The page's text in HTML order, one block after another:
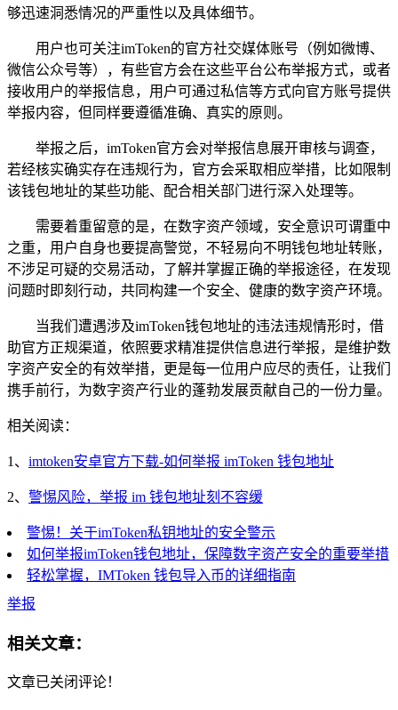
够迅速洞悉情况的严重性以及具体细节。
用户也可关注imToken的官方社交媒体账号（例如微博、
微信公众号等），有些官方会在这些平台公布举报方式，或者
接收用户的举报信息，用户可通过私信等方式向官方账号提供
举报内容，但同样要遵循准确、真实的原则。
举报之后，imToken官方会对举报信息展开审核与调查，
若经核实确实存在违规行为，官方会采取相应举措，比如限制
该钱包地址的某些功能、配合相关部门进行深入处理等。
需要着重留意的是，在数字资产领域，安全意识可谓重中
之重，用户自身也要提高警觉，不轻易向不明钱包地址转账，
不涉足可疑的交易活动，了解并掌握正确的举报途径，在发现
问题时即刻行动，共同构建一个安全、健康的数字资产环境。
当我们遭遇涉及imToken钱包地址的违法违规情形时，借
助官方正规渠道，依照要求精准提供信息进行举报，是维护数
字资产安全的有效举措，更是每一位用户应尽的责任，让我们
携手前行，为数字资产行业的蓬勃发展贡献自己的一份力量。
相关阅读：
1、 imtoken安卓官方下载-如何举报 imToken 钱包地址
2、 警惕风险，举报 im 钱包地址刻不容缓
警惕！关于imToken私钥地址的安全警示
如何举报imToken钱包地址，保障数字资产安全的重要举措
轻松掌握，IMToken 钱包导入币的详细指南
举报
相关文章：
文章已关闭评论！